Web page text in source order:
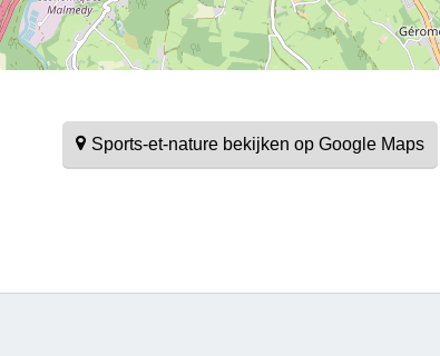
Sports-et-nature bekijken op Google Maps